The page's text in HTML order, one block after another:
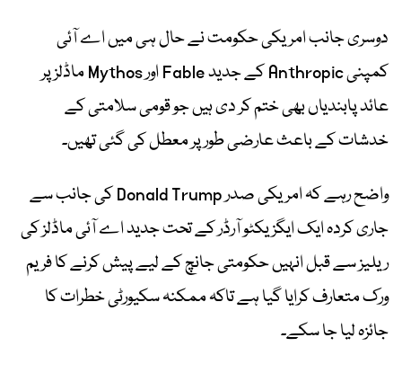
دوسری جانب امریکی حکومت نے حال ہی میں اے آئی
کمپنی Anthropic کے جدید Fable اور Mythos ماڈلز پر
عائد پابندیاں بھی ختم کر دی ہیں جو قومی سلامتی کے
خدشات کے باعث عارضی طور پر معطل کی گئی تھیں۔
واضح رہے کہ امریکی صدر Donald Trump کی جانب سے
جاری کردہ ایک ایگزیکٹو آرڈر کے تحت جدید اے آئی ماڈلز کی
ریلیز سے قبل انہیں حکومتی جانچ کے لیے پیش کرنے کا فریم
ورک متعارف کرایا گیا ہے تاکہ ممکنہ سکیورٹی خطرات کا
جائزہ لیا جا سکے۔